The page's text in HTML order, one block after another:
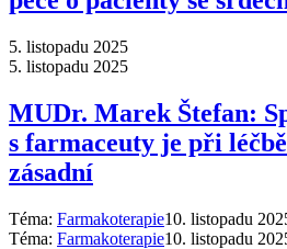
5. listopadu 2025
5. listopadu 2025
MUDr. Marek Štefan:
s farmaceuty je při
zásadní
Téma: Farmakoterapie10. listopadu
Téma: Farmakoterapie10. listopadu